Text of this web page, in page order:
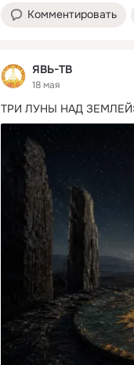
Комментировать
ЯВЬ-ТВ
18 мая
ТРИ ЛУНЫ НАД